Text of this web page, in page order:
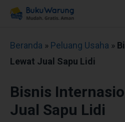
Beranda » Peluang Usaha »
Lewat Jual Sapu Lidi
Bisnis
Jual Sapu Lidi